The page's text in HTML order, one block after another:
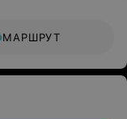
МАРШРУТ